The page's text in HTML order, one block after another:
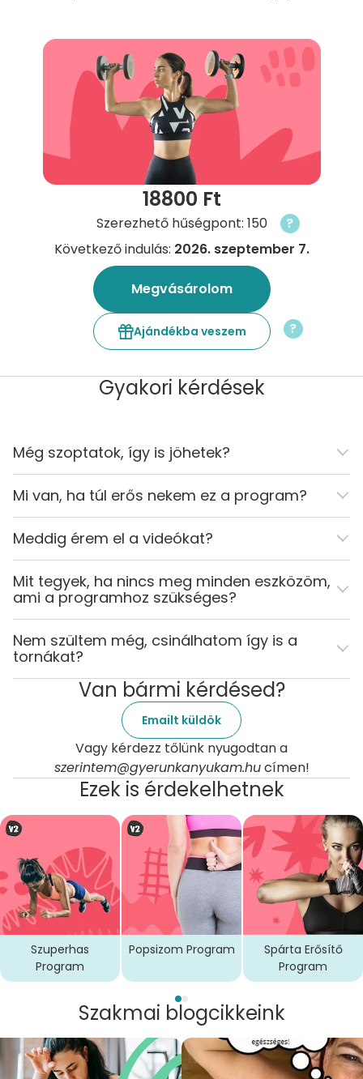
18800 Ft
Szerezhető hűségpont: 150
?
Következő indulás: 2026. szeptember 7.
Megvásárolom
Ajándékba veszem ?
Gyakori kérdések
Még szoptatok, így is jöhetek?
Mi van, ha túl erős nekem ez a program?
Meddig érem el a videókat?
Mit tegyek, ha nincs meg minden eszközöm,
ami a programhoz szükséges?
Nem szültem még, csinálhatom így is a
tornákat?
Van bármi kérdésed?
Emailt küldök
Vagy kérdezz tőlünk nyugodtan a
szerintem@gyerunkanyukam.hucímen!
Ezek is érdekelhetnek
Szuperhas
Program
Popsizom Program
Spárta Erősítő
Program
Szakmai blogcikkeink